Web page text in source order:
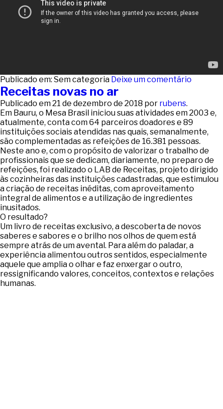
Publicado em: Sem categoria Deixe um comentário
Receitas novas no ar
Publicado em21 de dezembro de 2018 por rubens.
Em Bauru, o Mesa Brasil iniciou suas atividades em 2003 e,
atualmente, conta com 64 parceiros doadores e 89
instituições sociais atendidas nas quais, semanalmente,
são complementadas as refeições de 16.381 pessoas.
Neste ano e, com o propósito de valorizar o trabalho de
profissionais que se dedicam, diariamente, no preparo de
refeições, foi realizado o LAB de Receitas, projeto dirigido
às cozinheiras das instituições cadastradas, que estimulou
a criação de receitas inéditas, com aproveitamento
integral de alimentos e a utilização de ingredientes
inusitados.
O resultado?
Um livro de receitas exclusivo, a descoberta de novos
saberes e sabores e o brilho nos olhos de quem está
sempre atrás de um avental. Para além do paladar, a
experiência alimentou outros sentidos, especialmente
aquele que amplia o olhar e faz enxergar o outro,
ressignificando valores, conceitos, contextos e relações
humanas.